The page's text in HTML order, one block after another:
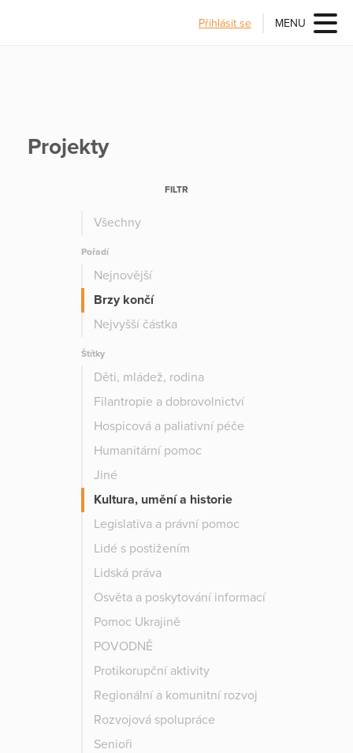
Přihlásit se MENU
Projekty
FILTR
Všechny
Pořadí
Nejnovější
Brzy končí
Nejvyšší částka
Štítky
Děti, mládež, rodina
Filantropie a dobrovolnictví
Hospicová a paliativní péče
Humanitární pomoc
Jiné
Kultura, umění a historie
Legislativa a právní pomoc
Lidé s postižením
Lidská práva
Osvěta a poskytování informací
Pomoc Ukrajině
POVODNĚ
Protikorupční aktivity
Regionální a komunitní rozvoj
Rozvojová spolupráce
Senioři